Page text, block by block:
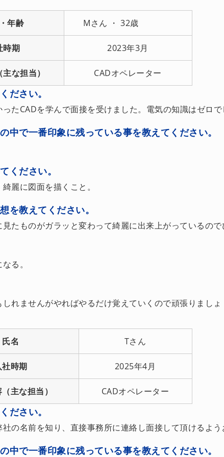
年齢 Mさん ・ 32歳
時期 2023年3月
な担当） CADオペレーター
ださい。
たCADを学んで面接を受けました。電気の知識はゼロで
中で一番印象に残っている事を教えてください。
ください。
麗に図面を描くこと。
を教えてください。
たものがガラッと変わって綺麗に出来上がっているので
る。
れませんがやればやるだけ覚えていくので頑張りましょ
氏名 Tさん
社時期 2025年4月
主な担当） CADオペレーター
ださい。
の名前を知り、直接事務所に連絡し面接して頂けるよう
中で一番印象に残っている事を教えてください。